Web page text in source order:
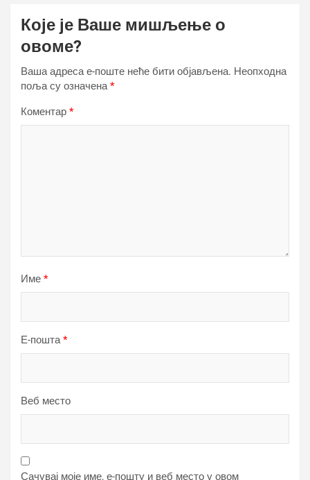
Које је Ваше мишљење о
овоме?
Ваша адреса е-поште неће бити објављена. Неопходна
поља су означена*
Коментар *
Име *
Е-пошта*
Веб место
Сачувај моје име, е-пошту и веб место у овом